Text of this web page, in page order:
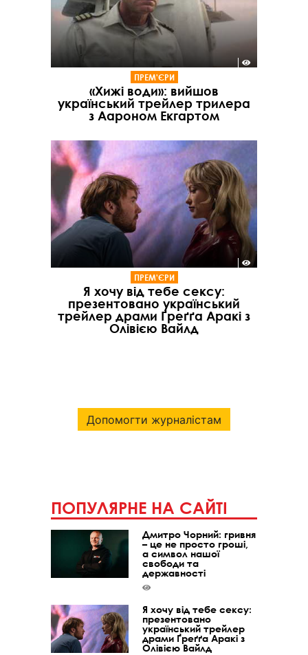
ПРЕМ'ЄРИ
«Хижі води»: вийшов
український трейлер трилера
з Аароном Екгартом
ПРЕМ'ЄРИ
Я хочу від тебе сексу:
презентовано український
трейлер драми Ґреґґа Аракі з
Олівією Вайлд
Допомогти журналістам
ПОПУЛЯРНЕ НА САЙТІ
Дмитро Чорний: гривня
– це не просто гроші,
а символ нашої
свободи та
державності
Я хочу від тебе сексу:
презентовано
український трейлер
драми Ґреґґа Аракі з
Олівією Вайлд